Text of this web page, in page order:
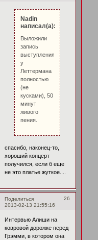
Nadin
написал(а):
Выложили
запись
выступления
у
Леттермана
полностью
(не
кусками), 50
минут
живого
пения.
спасибо, наконец-то,
хороший концерт
получился, если б еще
не это платье жуткое....
Поделиться
26
2013-02-13 21:55:16
Интервью Алиши на
ковровой дорожке перед
Грэмми, в котором она